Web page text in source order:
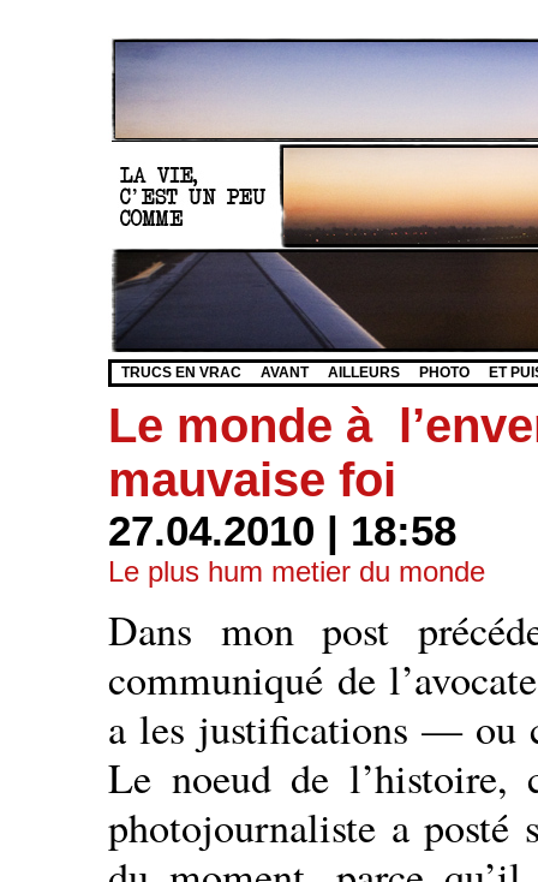
TRUCS EN VRAC AVANT AILLEURS PHOTO ET
Le monde à
mauvaise foi
27.04.2010 | 18:58
Le plus hum metier du monde
Dans mon post
communiqué de
a les justifications — ou
Le noeud de
photojournaliste a posté